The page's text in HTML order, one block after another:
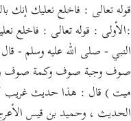
قوله تعالى : فاخلع نعليك
:الأولى : قوله تعالى : فاخلع
النبي - صلى الله عليه وسلم -
صوف وجبة صوف وكمة صوف
ميت ) قال : هذا حديث غريب
الحديث ، وحميد بن قيس